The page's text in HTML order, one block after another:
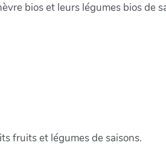
bios et leurs légumes bios de
fruits et légumes de saisons.